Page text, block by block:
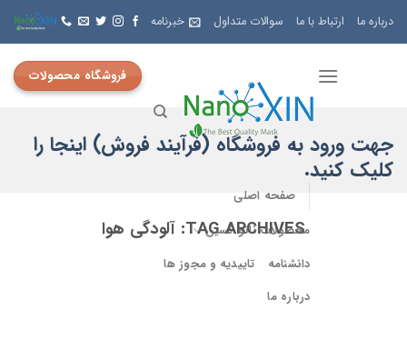
Skip
درباره ما ارتباط با ما سوالات متداول خبرنامه
صفحه اصلی
محصولات نانو کسین
دانشنامه
تاییدیه و مجوز ها
درباره ما
فروشگاه محصولات
جهت ورود به فروشگاه (فرآیند فروش) اینجا را
کلیک کنید.
TAG ARCHIVES: آلودگی هوا